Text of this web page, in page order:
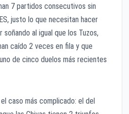
7 partidos consecutivos sin
justo lo que necesitan hacer
soñando al igual que los Tuzos,
caído 2 veces en fila y que
de cinco duelos más recientes
caso más complicado: el del